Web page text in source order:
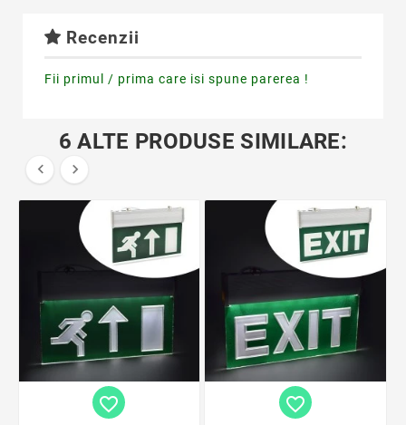
Recenzii
Fii primul / prima care isi spune parerea !
6 ALTE PRODUSE SIMILARE:
 
favorite_border favorite_border